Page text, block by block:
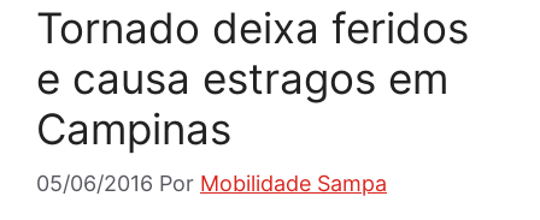
Tornado deixa feridos
e causa estragos em
Campinas
05/06/2016 Por Mobilidade Sampa